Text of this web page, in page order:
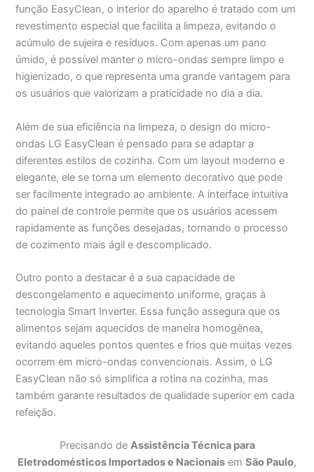
função EasyClean, o interior do aparelho é tratado com um
revestimento especial que facilita a limpeza, evitando o
acúmulo de sujeira e resíduos. Com apenas um pano
úmido, é possível manter o micro-ondas sempre limpo e
higienizado, o que representa uma grande vantagem para
os usuários que valorizam a praticidade no dia a dia.
Além de sua eficiência na limpeza, o design do micro-
ondas LG EasyClean é pensado para se adaptar a
diferentes estilos de cozinha. Com um layout moderno e
elegante, ele se torna um elemento decorativo que pode
ser facilmente integrado ao ambiente. A interface intuitiva
do painel de controle permite que os usuários acessem
rapidamente as funções desejadas, tornando o processo
de cozimento mais ágil e descomplicado.
Outro ponto a destacar é a sua capacidade de
descongelamento e aquecimento uniforme, graças à
tecnologia Smart Inverter. Essa função assegura que os
alimentos sejam aquecidos de maneira homogênea,
evitando aqueles pontos quentes e frios que muitas vezes
ocorrem em micro-ondas convencionais. Assim, o LG
EasyClean não só simplifica a rotina na cozinha, mas
também garante resultados de qualidade superior em cada
refeição.
Precisando de Assistência Técnica para
Eletrodomésticos Importados e Nacionais em São Paulo,